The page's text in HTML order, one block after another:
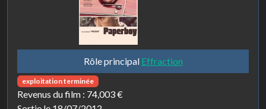
Rôle principal Effraction
exploitation terminée
Revenus du film : 74,003 €